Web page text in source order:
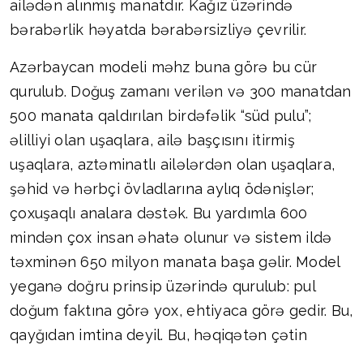
ailədən alınmış manatdır. Kağız üzərində
bərabərlik həyatda bərabərsizliyə çevrilir.
Azərbaycan modeli məhz buna görə bu cür
qurulub. Doğuş zamanı verilən və 300 manatdan
500 manata qaldırılan birdəfəlik “süd pulu”;
əlilliyi olan uşaqlara, ailə başçısını itirmiş
uşaqlara, aztəminatlı ailələrdən olan uşaqlara,
şəhid və hərbçi övladlarına aylıq ödənişlər;
çoxuşaqlı analara dəstək. Bu yardımla 600
mindən çox insan əhatə olunur və sistem ildə
təxminən 650 milyon manata başa gəlir. Model
yeganə doğru prinsip üzərində qurulub: pul
doğum faktına görə yox, ehtiyaca görə gedir. Bu,
qayğıdan imtina deyil. Bu, həqiqətən çətin